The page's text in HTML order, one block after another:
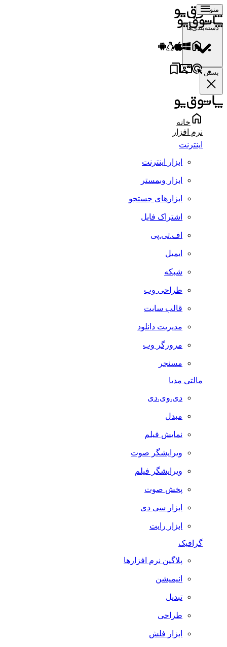
منو
دسته‌بندی‌ها
بستن
خانه
نرم افزار
اینترنت
ابزار اینترنت
ابزار وبمستر
ابزارهای جستجو
اشتراک فایل
اف.تی.پی
ایمیل
شبکه
طراحی وب
قالب سایت
مدیریت دانلود
مرورگر وب
مسنجر
مالتی مدیا
دی.وی.دی
مبدل
نمایش فیلم
ویرایشگر صوت
ویرایشگر فیلم
پخش صوت
ابزار سی دی
ابزار رایت
گرافیک
پلاگین نرم افزارها
انیمیشن
تبدیل
طراحی
ابزار فلش